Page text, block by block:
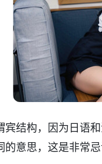
宾结构，因为日语
意思，这是非常忌